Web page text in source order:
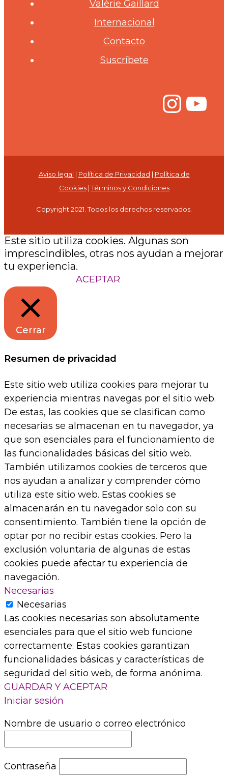
Valérie Gaillard
Internacional
Contacto
Suscríbete
Aviso legal | Política de Privacidad | Política de
Cookies|Términos y Condiciones
Copyright 2021. Todos los derechos reservados.
Este sitio utiliza cookies. Algunas son
imprescindibles, otras nos ayudan a mejorar
tu experiencia.
ACEPTAR
Cerrar
Resumen de privacidad
Este sitio web utiliza cookies para mejorar tu
experiencia mientras navegas por el sitio web.
De estas, las cookies que se clasifican como
necesarias se almacenan en tu navegador, ya
que son esenciales para el funcionamiento de
las funcionalidades básicas del sitio web.
También utilizamos cookies de terceros que
nos ayudan a analizar y comprender cómo
utiliza este sitio web. Estas cookies se
almacenarán en tu navegador solo con su
consentimiento. También tiene la opción de
optar por no recibir estas cookies. Pero la
exclusión voluntaria de algunas de estas
cookies puede afectar tu experiencia de
navegación.
Necesarias
Necesarias
Las cookies necesarias son absolutamente
esenciales para que el sitio web funcione
correctamente. Estas cookies garantizan
funcionalidades básicas y características de
seguridad del sitio web, de forma anónima.
GUARDAR Y ACEPTAR
Iniciar sesión
Nombre de usuario o correo electrónico
Contraseña